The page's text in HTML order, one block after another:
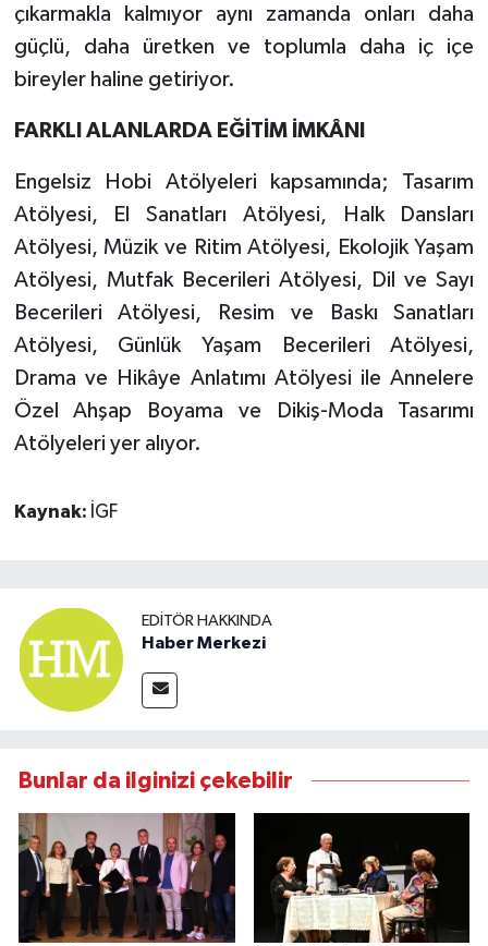
çıkarmakla kalmıyor aynı zamanda onları daha
güçlü, daha üretken ve toplumla daha iç içe
bireyler haline getiriyor.
FARKLI ALANLARDA EĞİTİM İMKÂNI
Engelsiz Hobi Atölyeleri kapsamında; Tasarım
Atölyesi, El Sanatları Atölyesi, Halk Dansları
Atölyesi, Müzik ve Ritim Atölyesi, Ekolojik Yaşam
Atölyesi, Mutfak Becerileri Atölyesi, Dil ve Sayı
Becerileri Atölyesi, Resim ve Baskı Sanatları
Atölyesi, Günlük Yaşam Becerileri Atölyesi,
Drama ve Hikâye Anlatımı Atölyesi ile Annelere
Özel Ahşap Boyama ve Dikiş-Moda Tasarımı
Atölyeleri yer alıyor.
Kaynak: İGF
EDITÖR HAKKINDA
Haber Merkezi
Bunlar da ilginizi çekebilir